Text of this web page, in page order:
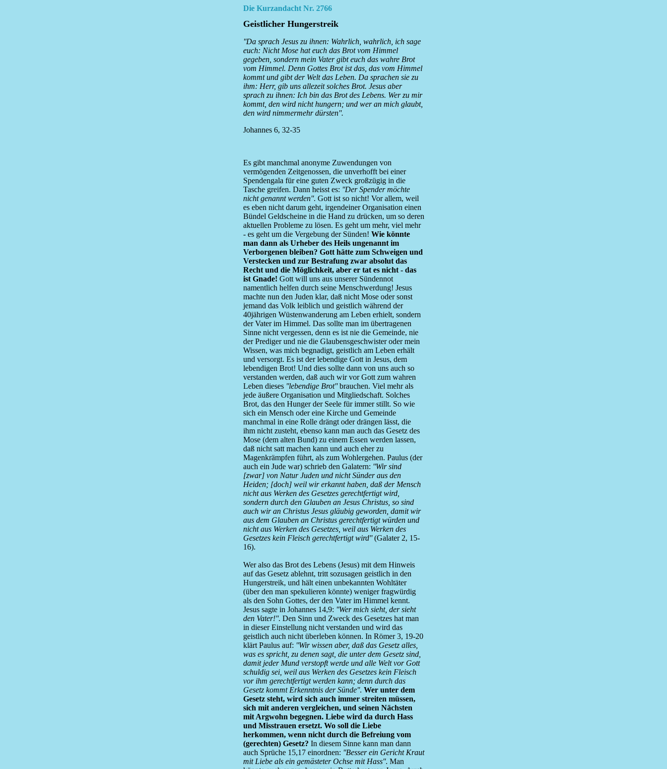
Die Kurzandacht Nr. 2766
Geistlicher Hungerstreik
''Da sprach Jesus zu ihnen: Wahrlich, wahrlich, ich sage
euch: Nicht Mose hat euch das Brot vom Himmel
gegeben, sondern mein Vater gibt euch das wahre Brot
vom Himmel. Denn Gottes Brot ist das, das vom Himmel
kommt und gibt der Welt das Leben. Da sprachen sie zu
ihm: Herr, gib uns allezeit solches Brot. Jesus aber
sprach zu ihnen: Ich bin das Brot des Lebens. Wer zu mir
kommt, den wird nicht hungern; und wer an mich glaubt,
den wird nimmermehr dürsten''.
Johannes 6, 32-35
Es gibt manchmal anonyme Zuwendungen von
vermögenden Zeitgenossen, die unverhofft bei einer
Spendengala für eine guten Zweck großzügig in die
Tasche greifen. Dann heisst es: ''Der Spender möchte
nicht genannt werden''. Gott ist so nicht! Vor allem, weil
es eben nicht darum geht, irgendeiner Organisation einen
Bündel Geldscheine in die Hand zu drücken, um so deren
aktuellen Probleme zu lösen. Es geht um mehr, viel mehr
- es geht um die Vergebung der Sünden! Wie könnte
man dann als Urheber des Heils ungenannt im
Verborgenen bleiben? Gott hätte zum Schweigen und
Verstecken und zur Bestrafung zwar absolut das
Recht und die Möglichkeit, aber er tat es nicht - das
ist Gnade! Gott will uns aus unserer Sündennot
namentlich helfen durch seine Menschwerdung! Jesus
machte nun den Juden klar, daß nicht Mose oder sonst
jemand das Volk leiblich und geistlich während der
40jährigen Wüstenwanderung am Leben erhielt, sondern
der Vater im Himmel. Das sollte man im übertragenen
Sinne nicht vergessen, denn es ist nie die Gemeinde, nie
der Prediger und nie die Glaubensgeschwister oder mein
Wissen, was mich begnadigt, geistlich am Leben erhält
und versorgt. Es ist der lebendige Gott in Jesus, dem
lebendigen Brot! Und dies sollte dann von uns auch so
verstanden werden, daß auch wir vor Gott zum wahren
Leben dieses ''lebendige Brot''brauchen. Viel mehr als
jede äußere Organisation und Mitgliedschaft. Solches
Brot, das den Hunger der Seele für immer stillt. So wie
sich ein Mensch oder eine Kirche und Gemeinde
manchmal in eine Rolle drängt oder drängen lässt, die
ihm nicht zusteht, ebenso kann man auch das Gesetz des
Mose (dem alten Bund) zu einem Essen werden lassen,
daß nicht satt machen kann und auch eher zu
Magenkrämpfen führt, als zum Wohlergehen. Paulus (der
auch ein Jude war) schrieb den Galatern: ''Wir sind
[zwar] von Natur Juden und nicht Sünder aus den
Heiden; [doch] weil wir erkannt haben, daß der Mensch
nicht aus Werken des Gesetzes gerechtfertigt wird,
sondern durch den Glauben an Jesus Christus, so sind
auch wir an Christus Jesus gläubig geworden, damit wir
aus dem Glauben an Christus gerechtfertigt würden und
nicht aus Werken des Gesetzes, weil aus Werken des
Gesetzes kein Fleisch gerechtfertigt wird''(Galater 2, 15-
16).
Wer also das Brot des Lebens (Jesus) mit dem Hinweis
auf das Gesetz ablehnt, tritt sozusagen geistlich in den
Hungerstreik, und hält einen unbekannten Wohltäter
(über den man spekulieren könnte) weniger fragwürdig
als den Sohn Gottes, der den Vater im Himmel kennt.
Jesus sagte in Johannes 14,9: ''Wer mich sieht, der sieht
den Vater!''. Den Sinn und Zweck des Gesetzes hat man
in dieser Einstellung nicht verstanden und wird das
geistlich auch nicht überleben können. In Römer 3, 19-20
klärt Paulus auf: ''Wir wissen aber, daß das Gesetz alles,
was es spricht, zu denen sagt, die unter dem Gesetz sind,
damit jeder Mund verstopft werde und alle Welt vor Gott
schuldig sei, weil aus Werken des Gesetzes kein Fleisch
vor ihm gerechtfertigt werden kann; denn durch das
Gesetz kommt Erkenntnis der Sünde''. Wer unter dem
Gesetz steht, wird sich auch immer streiten müssen,
sich mit anderen vergleichen, und seinen Nächsten
mit Argwohn begegnen. Liebe wird da durch Hass
und Misstrauen ersetzt. Wo soll die Liebe
herkommen, wenn nicht durch die Befreiung vom
(gerechten) Gesetz? In diesem Sinne kann man dann
auch Sprüche 15,17 einordnen: ''Besser ein Gericht Kraut
mit Liebe als ein gemästeter Ochse mit Hass''. Man